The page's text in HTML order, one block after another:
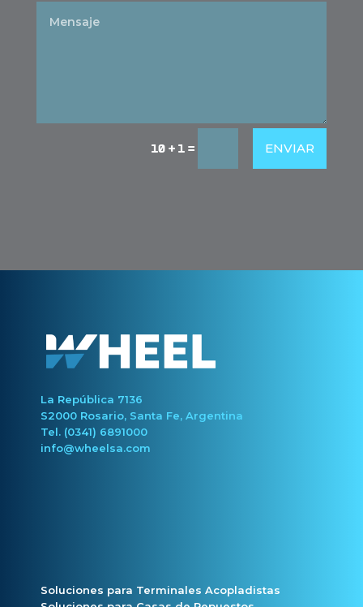
10 + 1 = ENVIAR
La República 7136
S2000 Rosario, Santa Fe, Argentina
Tel. (0341) 6891000
info@wheelsa.com
Soluciones para Terminales Acopladistas